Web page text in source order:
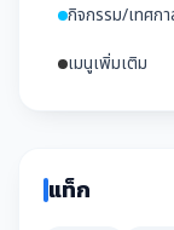
กิจกรรม/เทศก
เมนูเพิ่มเติม
แท็ก